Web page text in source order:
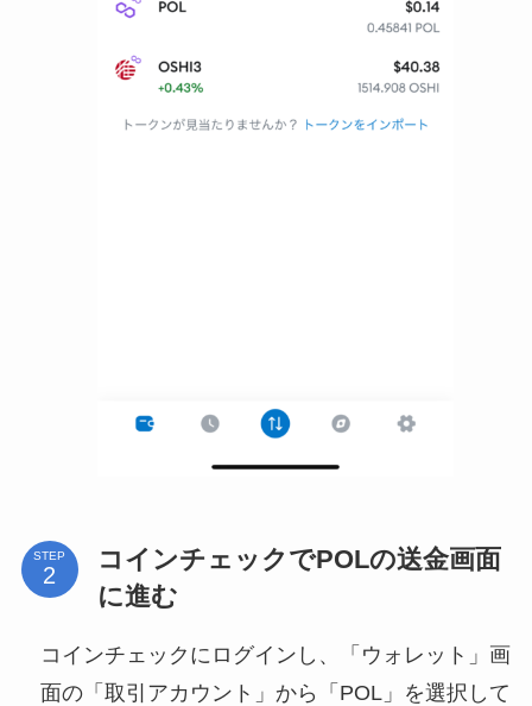
STEP
コインチェックでPOLの送金画面
に進む
コインチェックにログインし、「ウォレット」画
面の「取引アカウント」から「POL」を選択して